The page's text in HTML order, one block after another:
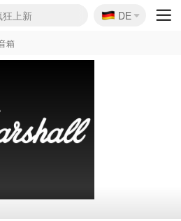
！
上新
大促
时失效
85折
额外叠85折
！每日更新
5折起+叠9折
€192
🇩🇪
DE
箱